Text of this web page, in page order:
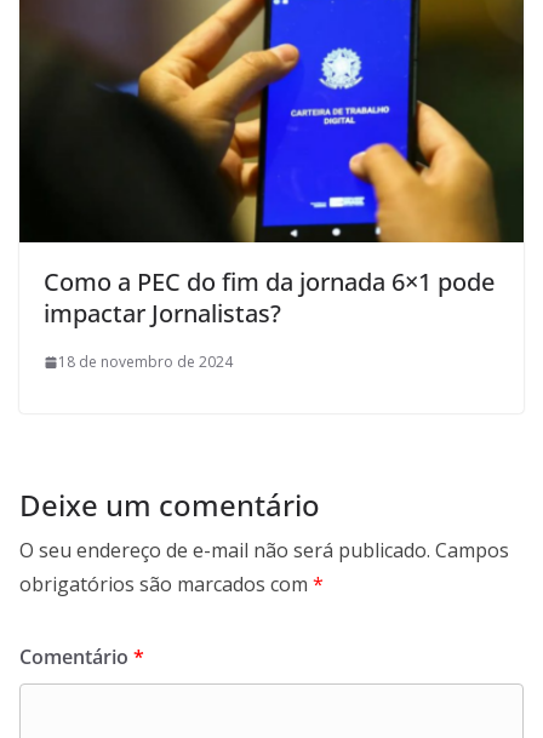
Como a PEC do fim da jornada 6×1 pode
impactar Jornalistas?
18 de novembro de 2024
Deixe um comentário
O seu endereço de e-mail não será publicado. Campos
obrigatórios são marcados com *
Comentário *